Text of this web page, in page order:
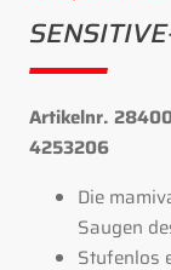
Artikelnr.
4253206
Die
Saugen
Stufenlos